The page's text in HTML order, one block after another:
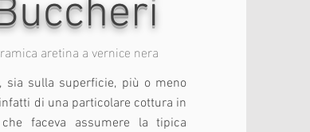
aretina a vernice nera
sia sulla superficie, più o meno
di una particolare cottura in
faceva assumere la tipica